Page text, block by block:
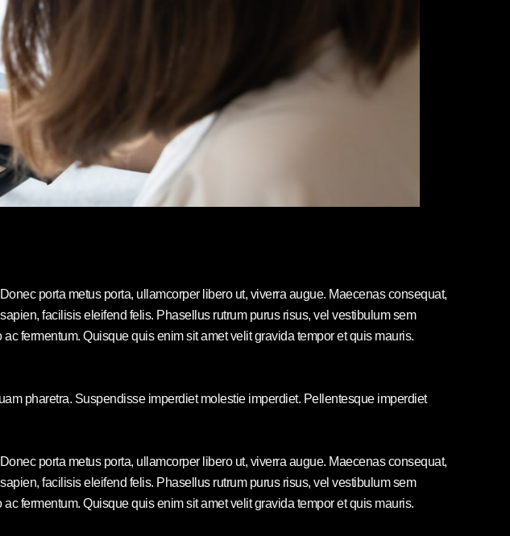
porta metus porta, ullamcorper libero ut, viverra augue. Maecenas consequat,
facilisis eleifend felis. Phasellus rutrum purus risus, vel vestibulum sem
fermentum. Quisque quis enim sit amet velit gravida tempor et quis mauris.
pharetra. Suspendisse imperdiet molestie imperdiet. Pellentesque imperdiet
porta metus porta, ullamcorper libero ut, viverra augue. Maecenas consequat,
facilisis eleifend felis. Phasellus rutrum purus risus, vel vestibulum sem
fermentum. Quisque quis enim sit amet velit gravida tempor et quis mauris.